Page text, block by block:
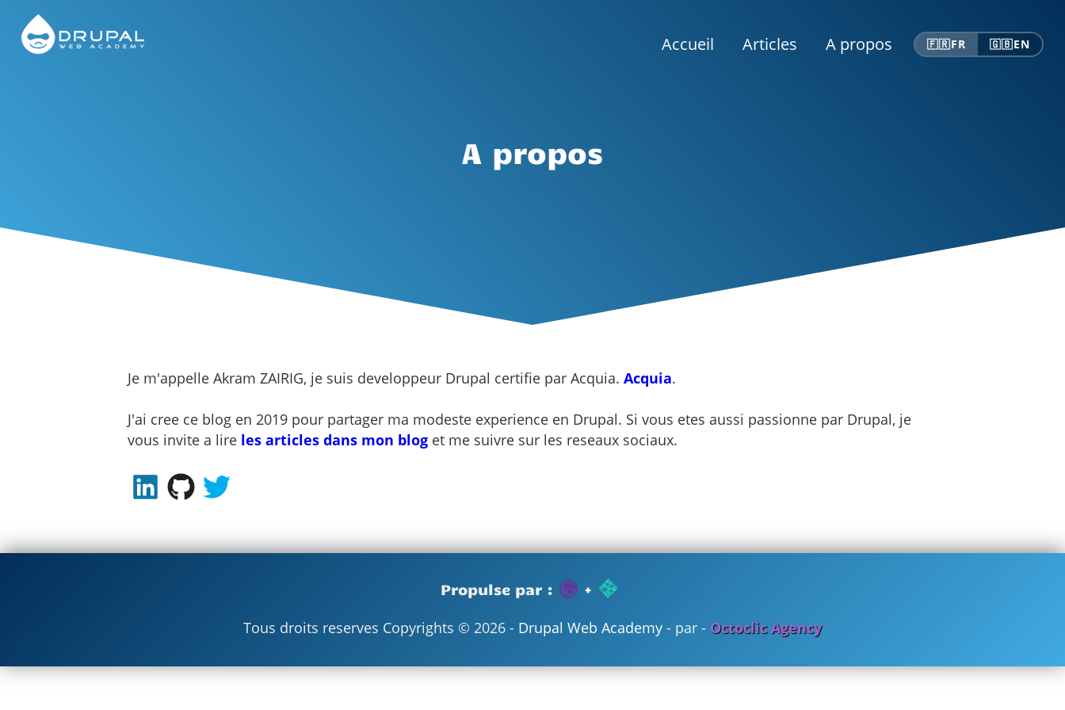
Accueil Articles A propos 🇫🇷FR 🇬🇧EN
A propos
Je m'appelle Akram ZAIRIG, je suis developpeur Drupal certifie par Acquia. Acquia.
J'ai cree ce blog en 2019 pour partager ma modeste experience en Drupal. Si vous etes aussi passionne par Drupal, je
vous invite a lire les articles dans mon blog et me suivre sur les reseaux sociaux.
Propulse par : +
Tous droits reserves Copyrights © 2026 - Drupal Web Academy - par - Octoclic Agency